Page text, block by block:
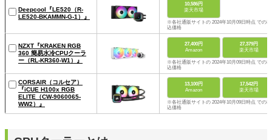
Deepcool『LE520（R-
LE520-BKAMMN-G-1）』
10,586円
楽天市場
※各社通販サイトの 2024年10月09日時点 での税
込価格
NZXT『KRAKEN RGB
360 簡易水冷CPUクーラ
ー（RL-KR360-W1）』
27,400円
Amazon
27,379円
楽天市場
※各社通販サイトの 2024年10月09日時点 での税
込価格
CORSAIR（コルセア）
『iCUE H100x RGB
ELITE（CW-9060065-
WW2）』
13,100円
Amazon
17,542円
楽天市場
※各社通販サイトの 2024年10月09日時点 での税
込価格